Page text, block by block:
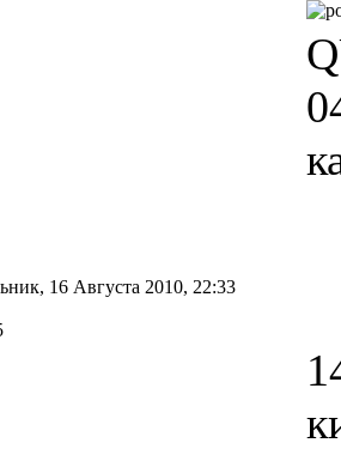
16 Августа 2010, 22:33